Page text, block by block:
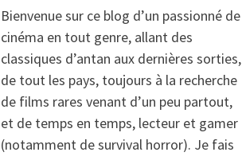
Bienvenue sur ce blog d’un passionné de
cinéma en tout genre, allant des
classiques d’antan aux dernières sorties,
de tout les pays, toujours à la recherche
de films rares venant d’un peu partout,
et de temps en temps, lecteur et gamer
(notamment de survival horror). Je fais